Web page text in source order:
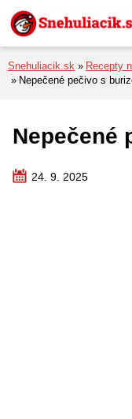
Preskočiť na menu
Preskočiť na obsah
Preskočiť na pätu
Snehuliacik.sk
Recepty
Nepečené pečivo s
Nepečené
24. 9. 2025